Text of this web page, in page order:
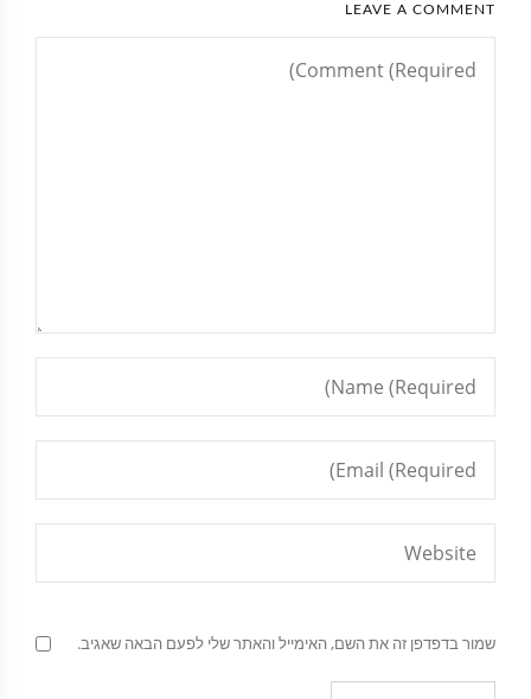
LEAVE A COMMENT
שמור בדפדפן זה את השם, האימייל והאתר שלי לפעם הבאה שאגיב.